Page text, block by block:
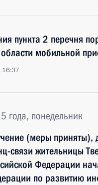
пункта 2 перечня
мобильной
16:37
года, понедельник
(меры
связи жительницы
Федерации
по развитию